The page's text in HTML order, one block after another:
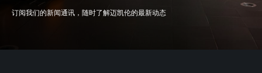
订阅我们的新闻通讯，随时了解迈凯伦的最新动态